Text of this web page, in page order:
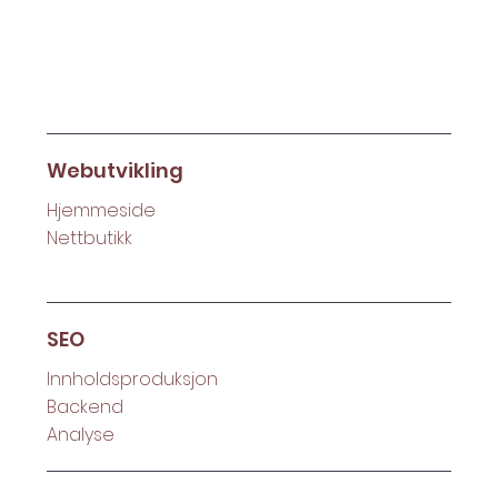
Webutvikling
Hjemmeside
Nettbutikk
SEO
Innholdsproduksjon
Backend
Analyse